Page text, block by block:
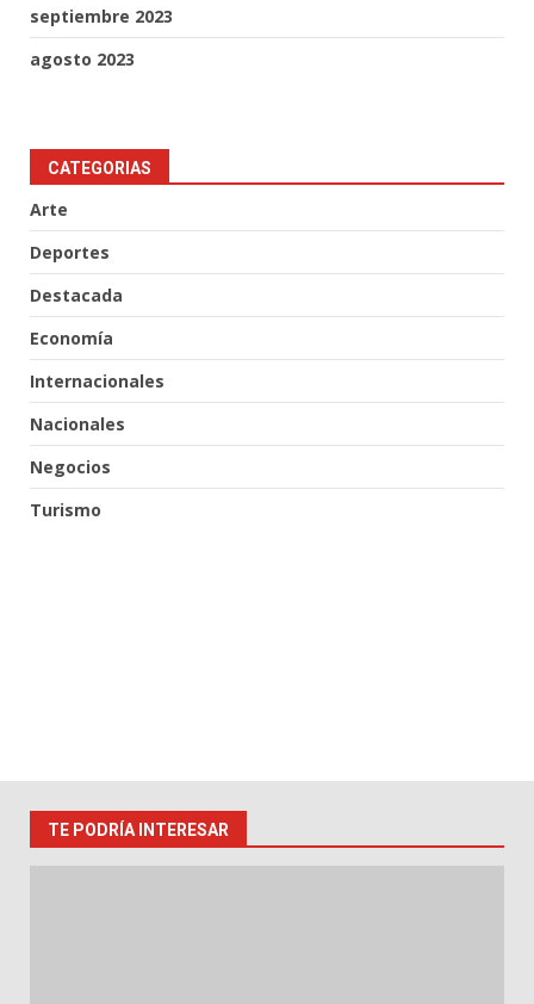
septiembre 2023
agosto 2023
CATEGORIAS
Arte
Deportes
Destacada
Economía
Internacionales
Nacionales
Negocios
Turismo
TE PODRÍA INTERESAR